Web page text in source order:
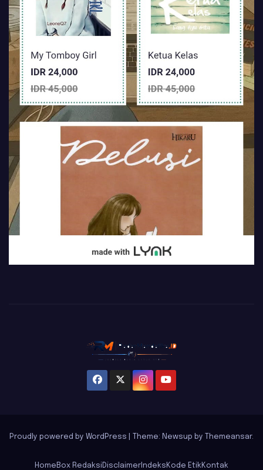
Proudly powered by WordPress Theme: Newsup by Themeansar.
Home Box Redaksi Disclaimer Indeks Kode Etik Kontak